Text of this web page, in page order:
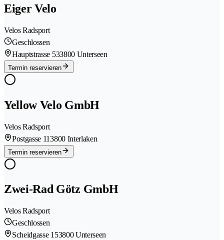
Eiger Velo
Velos Radsport
Geschlossen
Hauptstrasse 533800 Unterseen
Termin reservieren
Yellow Velo GmbH
Velos Radsport
Postgasse 113800 Interlaken
Termin reservieren
Zwei-Rad Götz GmbH
Velos Radsport
Geschlossen
Scheidgasse 153800 Unterseen